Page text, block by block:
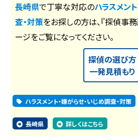
長崎県で丁寧な対応のハラスメン
査・対策をお探しの方は、『探偵事
ージをご覧になってください。
探偵の選び方
一発見積もり
ハラスメント・嫌がらせ・いじめ調査・対策
長崎県 詳しくはこちら